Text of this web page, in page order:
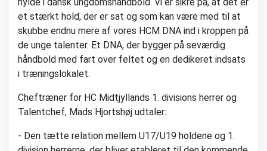
et stærkt hold, der er sat og som kan være med til at
skubbe endnu mere af vores HCM DNA ind i kroppen på
de unge talenter. Et DNA, der bygger på seværdig
håndbold med fart over feltet og en dedikeret indsats
i træningslokalet.
Cheftræner for HC Midtjyllands 1. divisions herrer og
Talentchef, Mads Hjortshøj udtaler:
- Den tætte relation mellem U17/U19 holdene og 1.